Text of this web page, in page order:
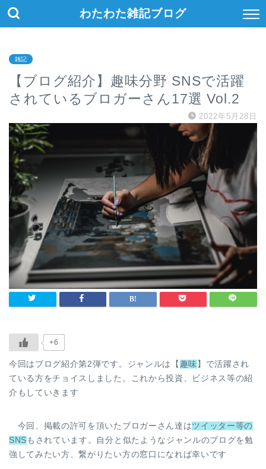
わたわた雑記ブログ
雑記
【ブログ紹介】趣味分野 SNSで活躍
されているブロガーさん17選 Vol.2
2022年5月28日
+6
今回はブログ紹介第2弾です。ジャンルは【 趣味 】で活躍され
ている方をチョイスしました。これから投資、ビジネス等の紹
介もしていきます
今回、掲載の許可を頂いたブロガーさん達はツイッター等の
SNS もされています。自分と似たようなジャンルのブログを勉
強してみたい方、繋がりたい方の窓口になれば幸いです